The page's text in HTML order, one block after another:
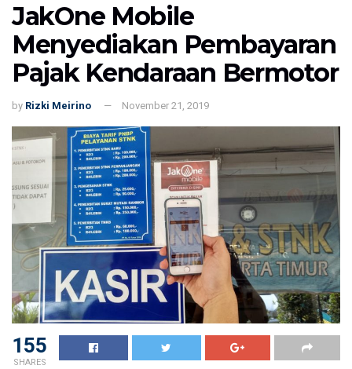
JakOne Mobile
Menyediakan Pembayaran
Pajak Kendaraan Bermotor
by Rizki Meirino November 21, 2019
155
SHARES